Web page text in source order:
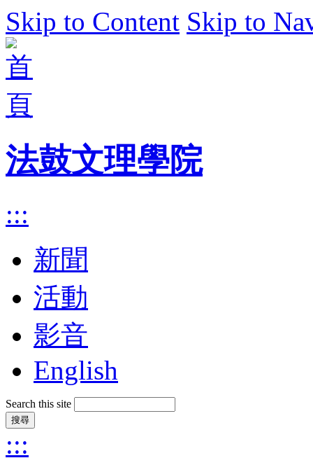
Skip to Content Skip to
法鼓文理學院
:::
新聞
活動
影音
English
Search this site
:::